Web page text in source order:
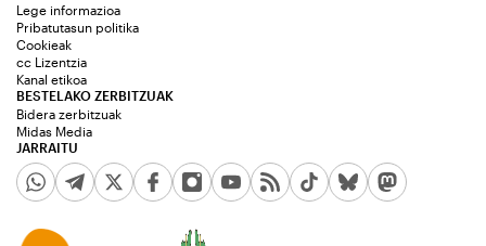
JARRAITU
Lege informazioa
Pribatutasun politika
Cookieak
cc Lizentzia
Kanal etikoa
BESTELAKO ZERBITZUAK
Bidera zerbitzuak
Midas Media